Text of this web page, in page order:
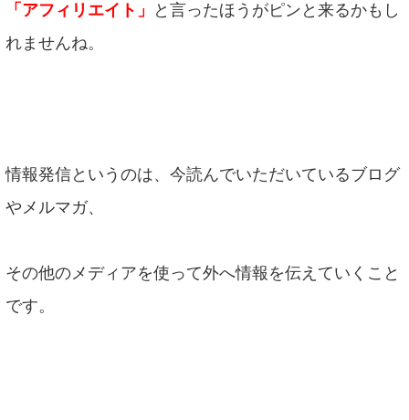
「アフィリエイト」
と言ったほうがピンと来るかもし
れませんね。
情報発信というのは、今読んでいただいているブログ
やメルマガ、
その他のメディアを使って外へ情報を伝えていくこと
です。